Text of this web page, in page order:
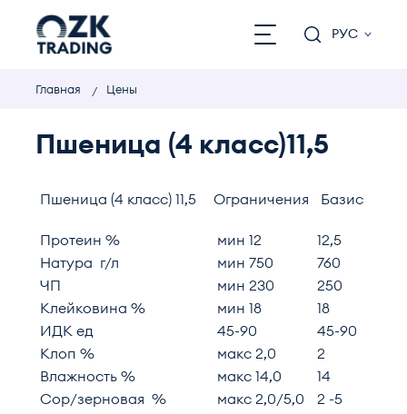
РУС
Главная Цены
Пшеница (4 класс)11,5
Пшеница (4 класс) 11,5 Ограничения Базис
Протеин % мин 12
12,5
Натура г/л
мин 750
760
ЧП
мин 230
250
Клейковина %
мин 18
18
ИДК ед
45-90
45-90
Клоп %
макс 2,0
2
Влажность %
макс 14,0
14
Сор/зерновая %
макс 2,0/5,0
2 -5